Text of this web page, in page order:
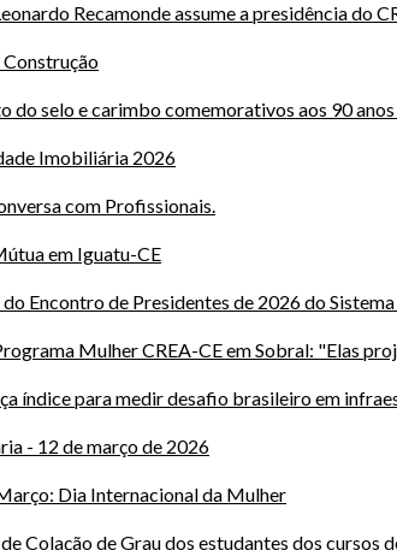
Recamonde assume a presidência do
do selo e carimbo comemorativos aos 90
Imobiliária 2026
com Profissionais.
em Iguatu-CE
do Encontro de Presidentes de 2026 do
Mulher CREA-CE em Sobral: "Elas
índice para medir desafio brasileiro em
- 12 de março de 2026
Dia Internacional da Mulher
Colação de Grau dos estudantes dos cursos